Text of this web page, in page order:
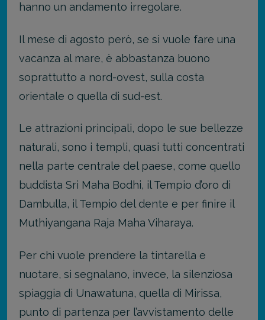
hanno un andamento irregolare.
Il mese di agosto però, se si vuole fare una
vacanza al mare, è abbastanza buono
soprattutto a nord-ovest, sulla costa
orientale o quella di sud-est.
Le attrazioni principali, dopo le sue bellezze
naturali, sono i templi, quasi tutti concentrati
nella parte centrale del paese, come quello
buddista Sri Maha Bodhi, il Tempio d’oro di
Dambulla, il Tempio del dente e per finire il
Muthiyangana Raja Maha Viharaya.
Per chi vuole prendere la tintarella e
nuotare, si segnalano, invece, la silenziosa
spiaggia di Unawatuna, quella di Mirissa,
punto di partenza per l’avvistamento delle